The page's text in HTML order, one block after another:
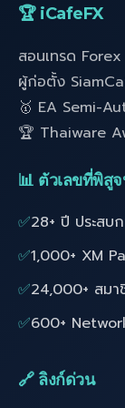
🏆 iCafeFX
สอนเทรด
ผู้ก่อตั้ง
🥇 EA Semi-
🏆 Thaiware
📊 ตัวเลขที่พิสู
✅28+ ปี ประสบ
✅1,000+ XM
✅24,000+ สม
✅600+
🔗 ลิงก์ด่วน